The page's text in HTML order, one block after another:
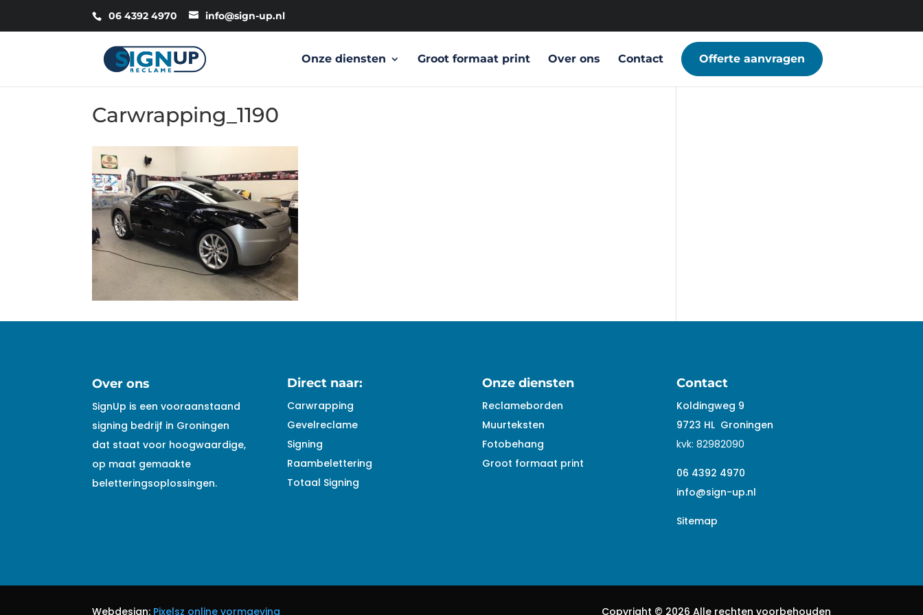
06 4392 4970 info@sign-up.nl
Onze diensten Groot formaat print Over ons Contact Offerte aanvragen
Carwrapping_1190
Over ons
SignUp is een vooraanstaand
signing bedrijf in Groningen
dat staat voor hoogwaardige,
op maat gemaakte
beletteringsoplossingen.
Direct naar:
Carwrapping
Gevelreclame
Signing
Raambelettering
Totaal Signing
Onze diensten
Reclameborden
Muurteksten
Fotobehang
Groot formaat print
Contact
Koldingweg 9
9723 HL Groningen
kvk:82982090
06 4392 4970
info@sign-up.nl
Sitemap
Webdesign: Pixelsz online vormgeving Copyright © 2026 Alle rechten voorbehouden